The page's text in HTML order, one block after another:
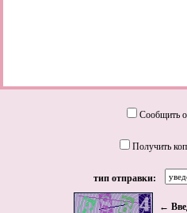
Сообщить
Получить
тип отправки:
←